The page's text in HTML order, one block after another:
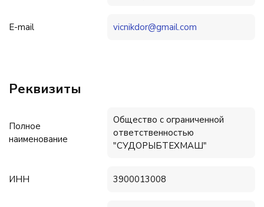
E-mail vicnikdor@gmail.com
Реквизиты
Полное
наименование
Общество с ограниченной
ответственностью
"СУДОРЫБТЕХМАШ"
ИНН 3900013008